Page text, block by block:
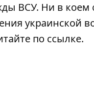
ВСУ. Ни в коем
украинской
по ссылке.